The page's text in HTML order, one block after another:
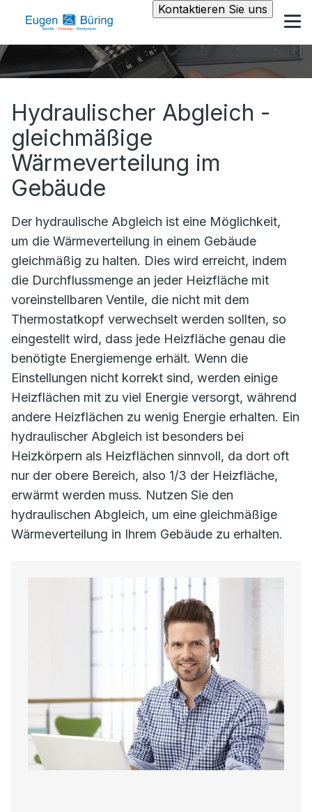
Kontaktieren Sie uns
Hydraulischer Abgleich -
gleichmäßige
Wärmeverteilung im
Gebäude
Der hydraulische Abgleich ist eine Möglichkeit,
um die Wärmeverteilung in einem Gebäude
gleichmäßig zu halten. Dies wird erreicht, indem
die Durchflussmenge an jeder Heizfläche mit
voreinstellbaren Ventile, die nicht mit dem
Thermostatkopf verwechselt werden sollten, so
eingestellt wird, dass jede Heizfläche genau die
benötigte Energiemenge erhält. Wenn die
Einstellungen nicht korrekt sind, werden einige
Heizflächen mit zu viel Energie versorgt, während
andere Heizflächen zu wenig Energie erhalten. Ein
hydraulischer Abgleich ist besonders bei
Heizkörpern als Heizflächen sinnvoll, da dort oft
nur der obere Bereich, also 1/3 der Heizfläche,
erwärmt werden muss. Nutzen Sie den
hydraulischen Abgleich, um eine gleichmäßige
Wärmeverteilung in Ihrem Gebäude zu erhalten.